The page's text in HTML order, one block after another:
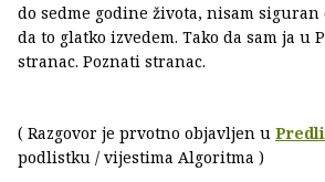
do sedme godine života, nisam
da to glatko izvedem. Tako da sam ja u
stranac. Poznati stranac.
( Razgovor je prvotno objavljen u
podlistku / vijestima Algoritma )